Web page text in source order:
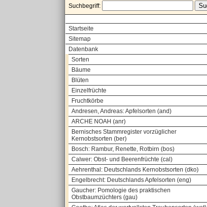
Suchbegriff:
Startseite
Sitemap
Datenbank
Sorten
Bäume
Blüten
Einzelfrüchte
Fruchtkörbe
Andresen, Andreas: Apfelsorten (and)
ARCHE NOAH (anr)
Bernisches Stammregister vorzüglicher
Kernobstsorten (ber)
Bosch: Rambur, Renette, Rotbirn (bos)
Calwer: Obst- und Beerenfrüchte (cal)
Aehrenthal: Deutschlands Kernobstsorten (dko)
Engelbrecht: Deutschlands Apfelsorten (eng)
Gaucher: Pomologie des praktischen
Obstbaumzüchters (gau)